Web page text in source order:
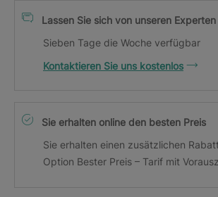
Lassen Sie sich von unseren
Sieben Tage die Woche verfügbar
Kontaktieren Sie uns kostenlos
Sie erhalten online den besten Preis
Sie erhalten einen zusätzlichen
Option Bester Preis – Tarif mit